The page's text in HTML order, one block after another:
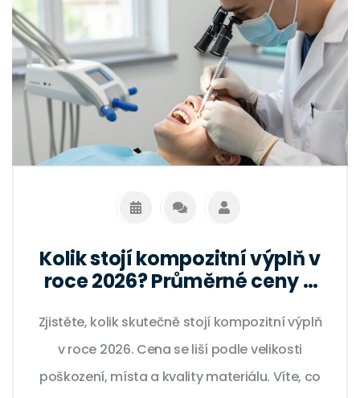
Kolik stojí kompozitní výplň v
roce 2026? Průměrné ceny a
Zjistěte, kolik skutečně stojí kompozitní výplň
v roce 2026. Cena se liší podle velikosti
poškození, místa a kvality materiálu. Víte, co